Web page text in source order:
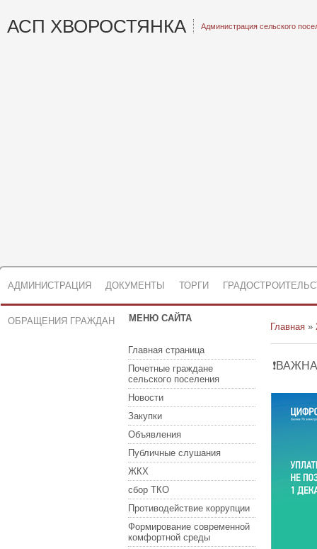
АСП ХВОРОСТЯНКА Администрация сельского
АДМИНИСТРАЦИЯ ДОКУМЕНТЫ ТОРГИ
ОБРАЩЕНИЯ ГРАЖДАН МЕНЮ САЙТА
Главная страница
Почетные граждане
сельского поселения
Новости
Закупки
Объявления
Публичные слушания
ЖКХ
сбор ТКО
Противодействие коррупции
Формирование современной
комфортной среды
Главная »